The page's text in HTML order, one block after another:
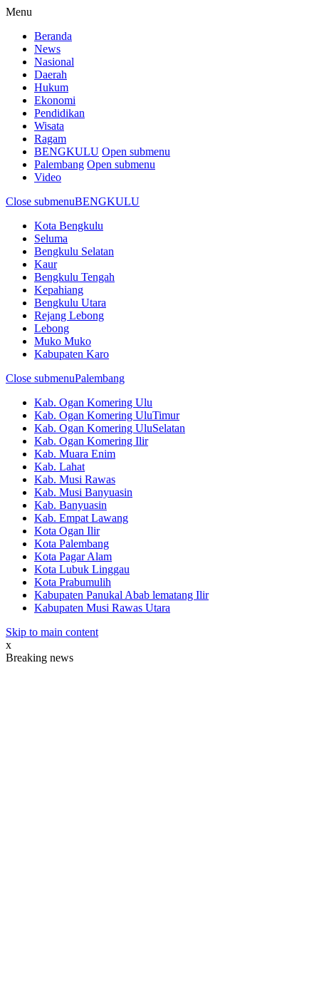
Menu
Beranda
News
Nasional
Daerah
Hukum
Ekonomi
Pendidikan
Wisata
Ragam
BENGKULU Open submenu
Palembang Open submenu
Video
Close submenuBENGKULU
Kota Bengkulu
Seluma
Bengkulu Selatan
Kaur
Bengkulu Tengah
Kepahiang
Bengkulu Utara
Rejang Lebong
Lebong
Muko Muko
Kabupaten Karo
Close submenuPalembang
Kab. Ogan Komering Ulu
Kab. Ogan Komering UluTimur
Kab. Ogan Komering UluSelatan
Kab. Ogan Komering Ilir
Kab. Muara Enim
Kab. Lahat
Kab. Musi Rawas
Kab. Musi Banyuasin
Kab. Banyuasin
Kab. Empat Lawang
Kota Ogan Ilir
Kota Palembang
Kota Pagar Alam
Kota Lubuk Linggau
Kota Prabumulih
Kabupaten Panukal Abab lematang Ilir
Kabupaten Musi Rawas Utara
Skip to main content
x
Breaking news